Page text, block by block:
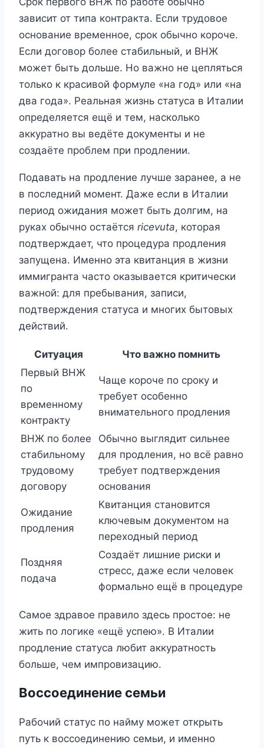
зависит от типа контракта. Если трудовое
основание временное, срок обычно короче.
Если договор более стабильный, и ВНЖ
может быть дольше. Но важно не цепляться
только к красивой формуле «на год» или «на
два года». Реальная жизнь статуса в Италии
определяется ещё и тем, насколько
аккуратно вы ведёте документы и не
создаёте проблем при продлении.
Подавать на продление лучше заранее, а не
в последний момент. Даже если в Италии
период ожидания может быть долгим, на
руках обычно остаётся ricevuta, которая
подтверждает, что процедура продления
запущена. Именно эта квитанция в жизни
иммигранта часто оказывается критически
важной: для пребывания, записи,
подтверждения статуса и многих бытовых
действий.
Ситуация
Что важно помнить
Первый ВНЖ
по
временному
контракту
Чаще короче по сроку и
требует особенно
внимательного продления
ВНЖ по более
стабильному
трудовому
договору
Обычно выглядит сильнее
для продления, но всё равно
требует подтверждения
основания
Ожидание
продления
Квитанция становится
ключевым документом на
переходный период
Поздняя
подача
Создаёт лишние риски и
стресс, даже если человек
формально ещё в процедуре
Самое здравое правило здесь простое: не
жить по логике «ещё успею». В Италии
продление статуса любит аккуратность
больше, чем импровизацию.
Воссоединение семьи
Рабочий статус по найму может открыть
путь к воссоединению семьи, и именно